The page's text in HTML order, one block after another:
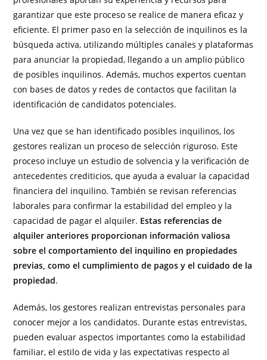
garantizar que este proceso se realice de manera eficaz y
eficiente. El primer paso en la selección de inquilinos es la
búsqueda activa, utilizando múltiples canales y plataformas
para anunciar la propiedad, llegando a un amplio público
de posibles inquilinos. Además, muchos expertos cuentan
con bases de datos y redes de contactos que facilitan la
identificación de candidatos potenciales.
Una vez que se han identificado posibles inquilinos, los
gestores realizan un proceso de selección riguroso. Este
proceso incluye un estudio de solvencia y la verificación de
antecedentes crediticios, que ayuda a evaluar la capacidad
financiera del inquilino. También se revisan referencias
laborales para confirmar la estabilidad del empleo y la
capacidad de pagar el alquiler. Estas referencias de
alquiler anteriores proporcionan información valiosa
sobre el comportamiento del inquilino en propiedades
previas, como el cumplimiento de pagos y el cuidado de la
propiedad.
Además, los gestores realizan entrevistas personales para
conocer mejor a los candidatos. Durante estas entrevistas,
pueden evaluar aspectos importantes como la estabilidad
familiar, el estilo de vida y las expectativas respecto al